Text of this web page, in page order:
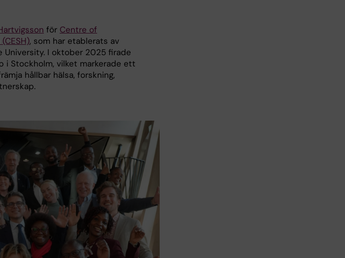
för Centre of
, som har etablerats av
University. I oktober 2025 firade
i Stockholm, vilket markerade ett
hållbar hälsa, forskning,